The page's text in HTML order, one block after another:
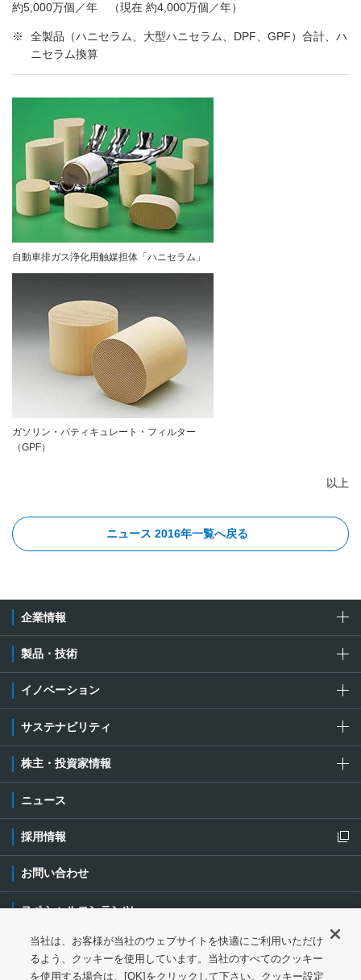
約5,000万個／年 （現在 約4,000万個／年）
※
全製品（ハニセラム、大型ハニセラム、DPF、GPF）合計、ハ
ニセラム換算
自動車排ガス浄化用触媒担体「ハニセラム」
ガソリン・パティキュレート・フィルター
（GPF）
以上
ニュース 2016年一覧へ戻る
企業情報
製品・技術
イノベーション
サステナビリティ
株主・投資家情報
ニュース
採用情報
新規ウィンドウを開きます
お問い合わせ
スペシャルコンテンツ
ご利用条件・ご注意 プライバシーポリシー
当社は、お客様が当社のウェブサイトを快適にご利用いただけ
るよう、クッキーを使用しています。当社のすべてのクッキー
を使用する場合は、[OK]をクリックして下さい。クッキー設定